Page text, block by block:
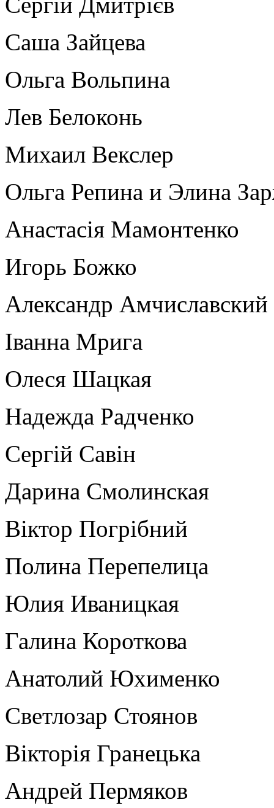
Саша Зайцева
Ольга Вольпина
Лев Белоконь
Михаил Векслер
Ольга Репина и Элина
Анастасія Мамонтенко
Игорь Божко
Александр Амчиславский
Іванна Мрига
Олеся Шацкая
Надежда Радченко
Сергій Савін
Дарина Смолинская
Віктор Погрібний
Полина Перепелица
Юлия Иваницкая
Галина Короткова
Анатолий Юхименко
Светлозар Стоянов
Вікторія Гранецька
Андрей Пермяков